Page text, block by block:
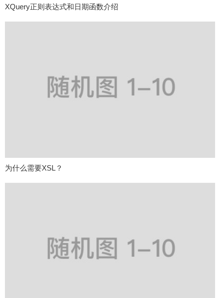
XQuery正则表达式和日期函数介绍
为什么需要XSL？